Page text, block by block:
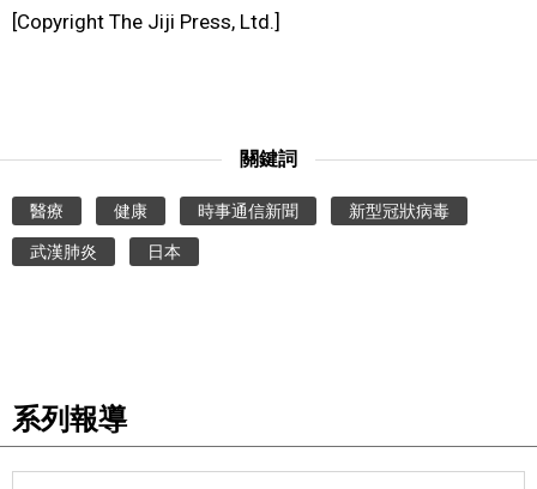
[Copyright The Jiji Press, Ltd.]
關鍵詞
醫療 健康 時事通信新聞 新型冠狀病毒
武漢肺炎 日本
系列報導